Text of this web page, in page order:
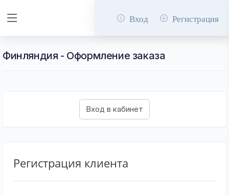
Вход Регистрация
Финляндия - Оформление заказа
Регистрация клиента